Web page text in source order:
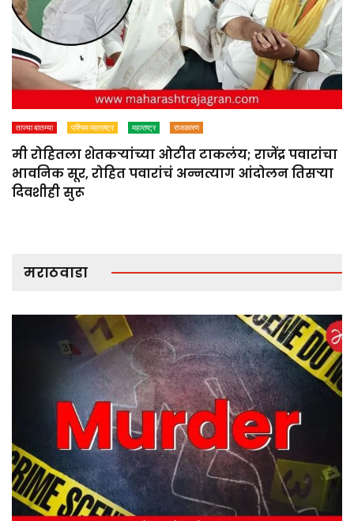
ताज्या बातम्या पश्चिम महाराष्ट्र महाराष्ट्र राजकारण
मी रोहितला शेतकऱ्यांच्या ओटीत टाकलंय; राजेंद्र पवारांचा
भावनिक सूर, रोहित पवारांचं अन्नत्याग आंदोलन तिसऱ्या
दिवशीही सुरू
मराठवाडा